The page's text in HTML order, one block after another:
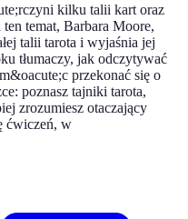
kilku talii kart oraz
temat, Barbara Moore,
talii tarota i wyjaśnia jej
tłumaczy, jak odczytywać
przekonać się o
poznasz tajniki tarota,
zrozumiesz otaczający
ćwiczeń, w